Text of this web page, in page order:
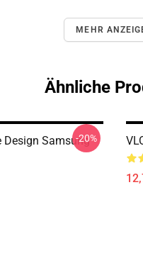
MEHR
Ähnliche
Design Samsung
-20%